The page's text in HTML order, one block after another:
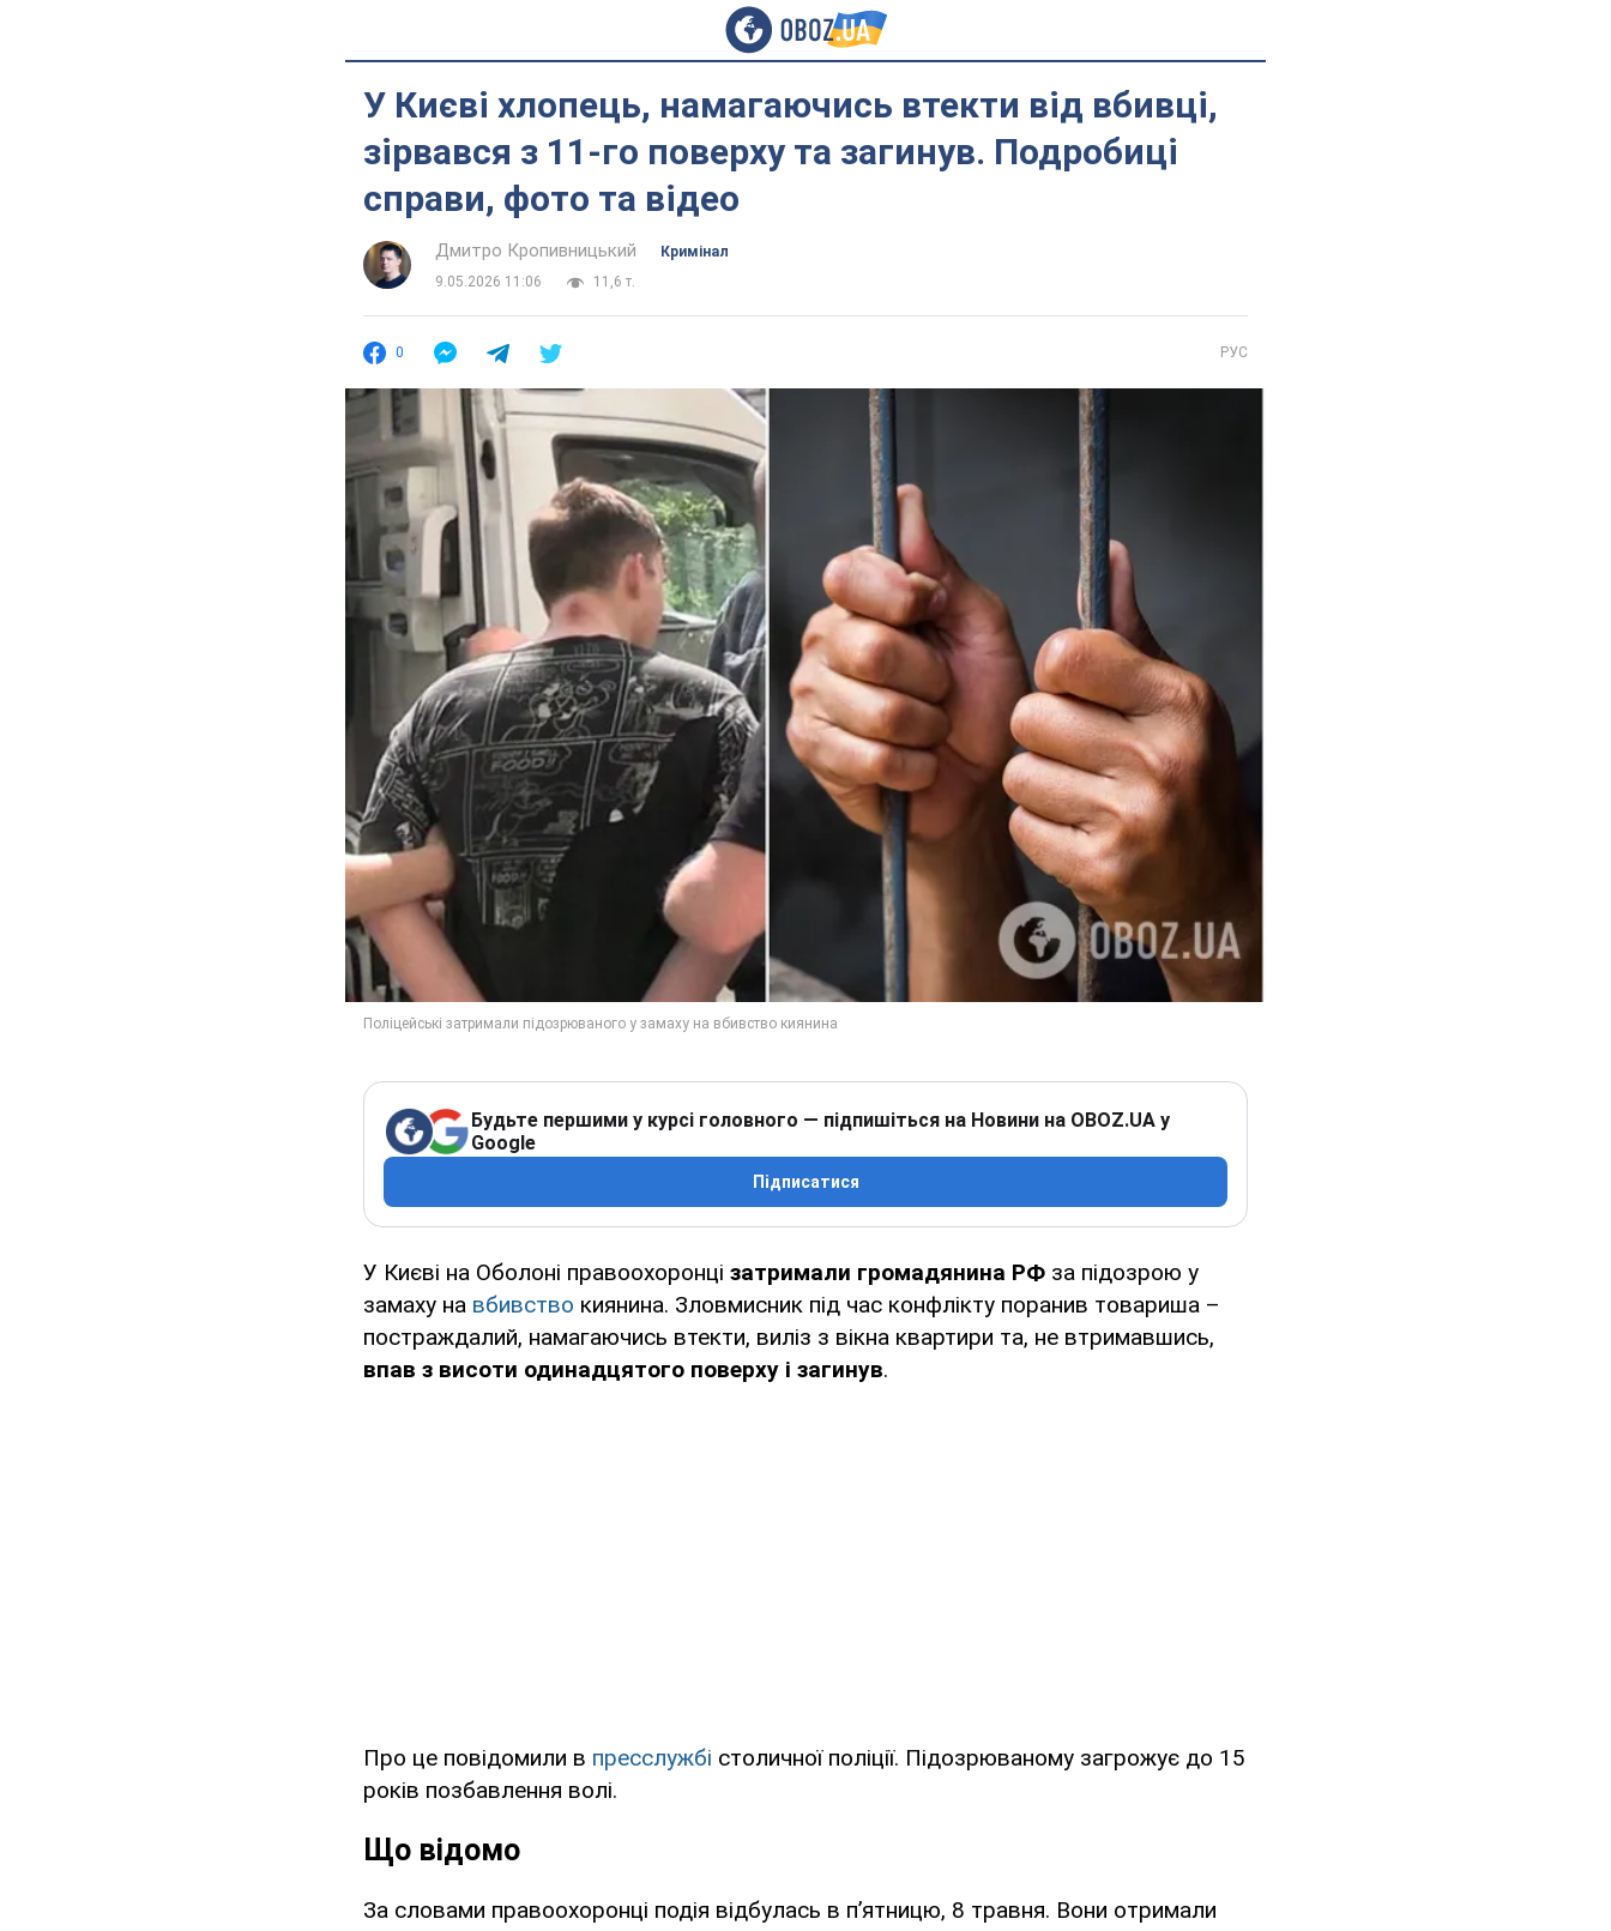
У Києві хлопець, намагаючись втекти від вбивці,
зірвався з 11-го поверху та загинув. Подробиці
справи, фото та відео
Дмитро Кропивницький
Кримінал
9.05.2026 11:06
11,6 т.
0 РУС
Будьте першими у курсі головного — підпишіться на Новини на OBOZ.UA у
Google
Підписатися
У Києві на Оболоні правоохоронці затримали громадянина РФ за підозрою у
замаху на вбивство киянина. Зловмисник під час конфлікту поранив товариша –
постраждалий, намагаючись втекти, виліз з вікна квартири та, не втримавшись,
впав з висоти одинадцятого поверху і загинув.
Про це повідомили в пресслужбі столичної поліції. Підозрюваному загрожує до 15
років позбавлення волі.
Що відомо
За словами правоохоронці подія відбулась в п’ятницю, 8 травня. Вони отримали